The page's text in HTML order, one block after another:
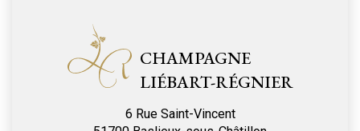
CHAMPAGNE
LIÉBART-RÉGNIER
6 Rue Saint-Vincent